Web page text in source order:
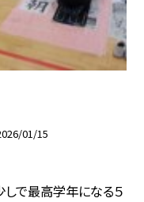
01/15
しで最高学年になる５